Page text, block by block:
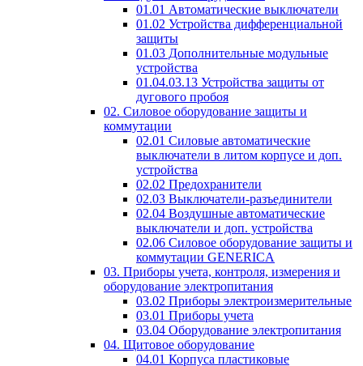
01.01 Автоматические выключатели
01.02 Устройства дифференциальной
защиты
01.03 Дополнительные модульные
устройства
01.04.03.13 Устройства защиты от
дугового пробоя
02. Силовое оборудование защиты и
коммутации
02.01 Силовые автоматические
выключатели в литом корпусе и доп.
устройства
02.02 Предохранители
02.03 Выключатели-разъединители
02.04 Воздушные автоматические
выключатели и доп. устройства
02.06 Силовое оборудование защиты и
коммутации GENERICA
03. Приборы учета, контроля, измерения и
оборудование электропитания
03.02 Приборы электроизмерительные
03.01 Приборы учета
03.04 Оборудование электропитания
04. Щитовое оборудование
04.01 Корпуса пластиковые